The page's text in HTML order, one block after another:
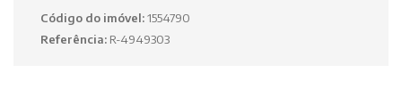
Código do imóvel:1554790
Referência: R-4949303